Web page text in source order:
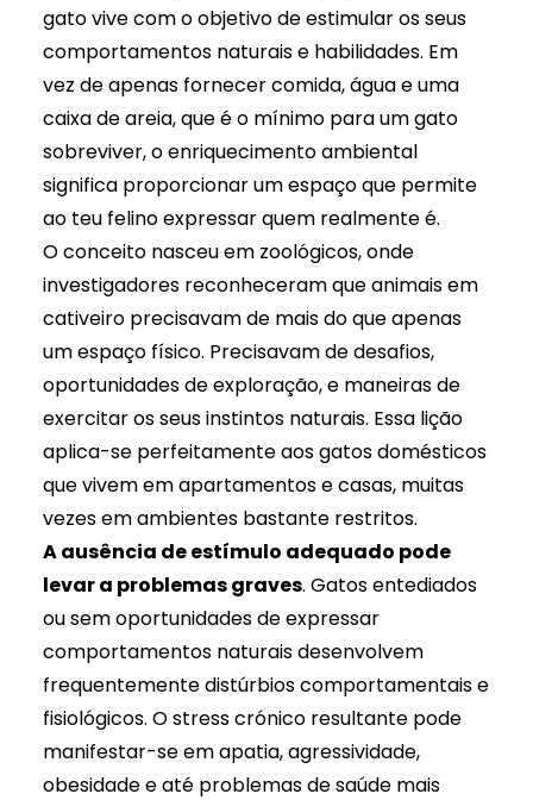
gato vive com o objetivo de estimular os seus
comportamentos naturais e habilidades. Em
vez de apenas fornecer comida, água e uma
caixa de areia, que é o mínimo para um gato
sobreviver, o enriquecimento ambiental
significa proporcionar um espaço que permite
ao teu felino expressar quem realmente é.
O conceito nasceu em zoológicos, onde
investigadores reconheceram que animais em
cativeiro precisavam de mais do que apenas
um espaço físico. Precisavam de desafios,
oportunidades de exploração, e maneiras de
exercitar os seus instintos naturais. Essa lição
aplica-se perfeitamente aos gatos domésticos
que vivem em apartamentos e casas, muitas
vezes em ambientes bastante restritos.
A ausência de estímulo adequado pode
levar a problemas graves. Gatos entediados
ou sem oportunidades de expressar
comportamentos naturais desenvolvem
frequentemente distúrbios comportamentais e
fisiológicos. O stress crónico resultante pode
manifestar-se em apatia, agressividade,
obesidade e até problemas de saúde mais